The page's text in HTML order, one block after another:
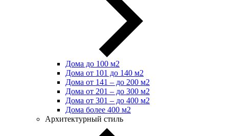
Дома до 100 м2
Дома от 101 до 140 м2
Дома от 141 – до 200 м2
Дома от 201 – до 300 м2
Дома от 301 – до 400 м2
Дома более 400 м2
Архитектурный стиль